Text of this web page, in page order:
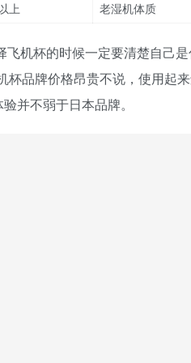
上 老湿机体质
飞机杯的时候一定要清楚自己
杯品牌价格昂贵不说，使用起
并不弱于日本品牌。